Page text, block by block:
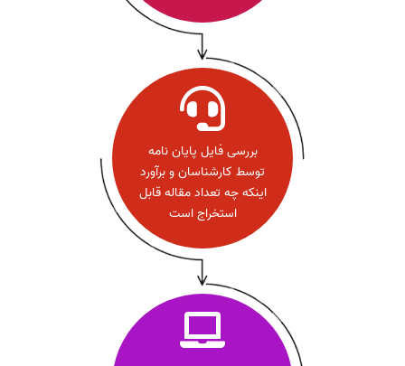
بررسی فایل پایان نامه
توسط کارشناسان و برآورد
اینکه چه تعداد مقاله قابل
استخراج است